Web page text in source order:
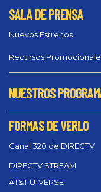
SALA DE PRENSA
Nuevos Estrenos
Recursos
NUESTROS
FORMAS DE VERLO
Canal 320 de DIRECTV
DIRECTV STREAM
AT&T U-VERSE